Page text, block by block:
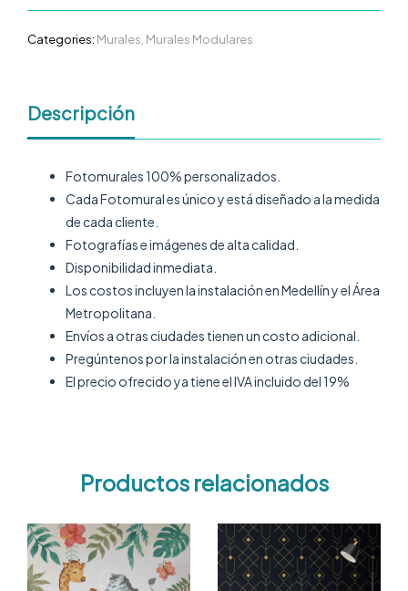
Categories: Murales, Murales Modulares
Descripción
Fotomurales 100% personalizados.
Cada Fotomural es único y está diseñado a la medida
de cada cliente.
Fotografías e imágenes de alta calidad.
Disponibilidad inmediata.
Los costos incluyen la instalación en Medellín y el Área
Metropolitana.
Envíos a otras ciudades tienen un costo adicional.
Pregúntenos por la instalación en otras ciudades.
El precio ofrecido ya tiene el IVA incluido del 19%
Productos relacionados